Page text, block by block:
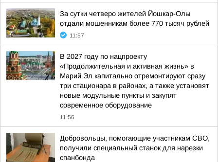
За сутки четверо жителей Йошкар-Олы
отдали мошенникам более 770 тысяч рублей
11:57
В 2027 году по нацпроекту
«Продолжительная и активная жизнь» в
Марий Эл капитально отремонтируют сразу
три стационара в районах, а также установят
новые модульные пункты и закупят
современное оборудование
11:56
Добровольцы, помогающие участникам СВО,
получили специальный станок для нарезки
спанбонда